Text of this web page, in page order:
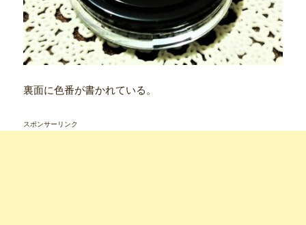
裏面に色番が書かれている。
スポンサーリンク